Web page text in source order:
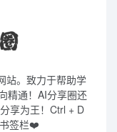
站。致力于帮助学
精通！AI分享圈还
享为王！Ctrl + D
签栏❤️